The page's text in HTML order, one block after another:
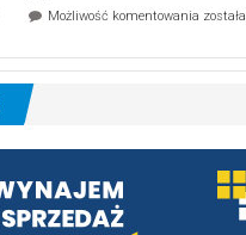
Możliwość komentowania
–
warto
poznać